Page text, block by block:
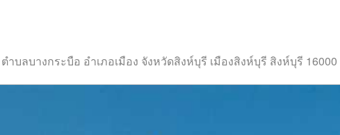
ำบลบางกระบือ อำเภอเมือง จังหวัดสิงห์บุรี เมืองสิงห์บุรี สิงห์บุรี 16000